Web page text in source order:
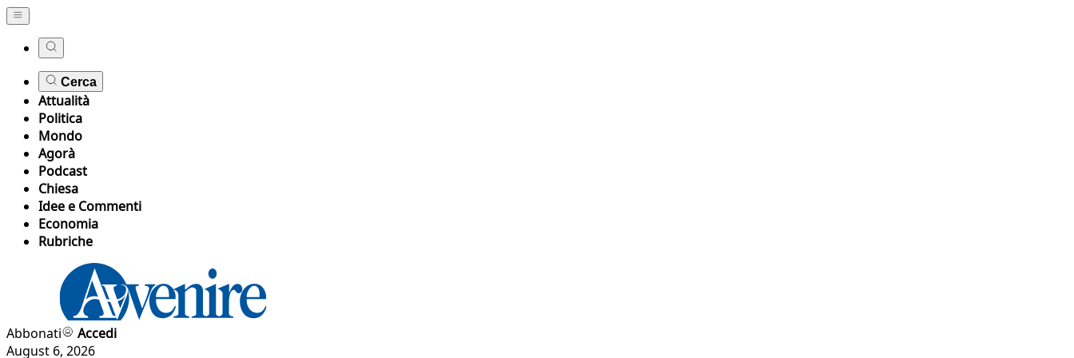
Cerca
Attualità
Politica
Mondo
Agorà
Podcast
Chiesa
Idee e Commenti
Economia
Rubriche
Abbonati
Accedi
August 6, 2026